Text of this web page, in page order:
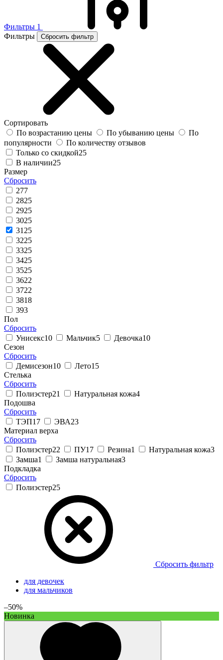
Фильтры 1
Фильтры
Сбросить фильтр
Сортировать
По возрастанию цены
По убыванию цены
По
популярности
По количеству отзывов
Только со скидкой25
В наличии25
Размер
Сбросить
277
2825
2925
3025
31 25
3225
3325
3425
3525
3622
3722
3818
393
Пол
Сбросить
Унисекс10 Мальчик5 Девочка10
Сезон
Сбросить
Демисезон10 Лето15
Стелька
Сбросить
Полиэстер21 Натуральная кожа4
Подошва
Сбросить
ТЭП17 ЭВА23
Материал верха
Сбросить
Полиэстер22 ПУ17 Резина1 Натуральная кожа3
Замша1 Замша натуральная3
Подкладка
Сбросить
Полиэстер25
Сбросить фильтр
для девочек
для мальчиков
–50%
Новинка